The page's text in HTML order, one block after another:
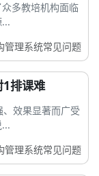
多教培机构面临
管理系统常见问题
1排课难
效果显著而广受
管理系统常见问题